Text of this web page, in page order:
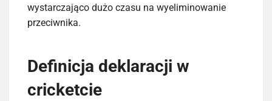
wystarczająco dużo czasu na wyeliminowanie
przeciwnika.
Definicja deklaracji w
cricketcie